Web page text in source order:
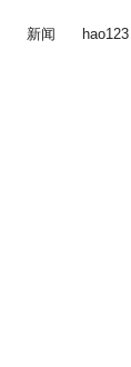
新闻 hao123